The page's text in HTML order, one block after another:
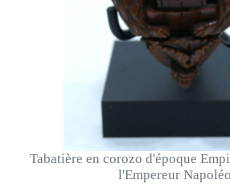
Tabatière en corozo d'époque
l'Empereur